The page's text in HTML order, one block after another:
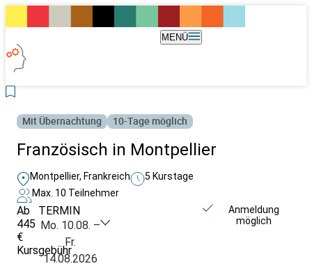
MENÜ
Mit Übernachtung 10-Tage möglich
Französisch in Montpellier
Montpellier, Frankreich
5 Kurstage
Max. 10 Teilnehmer
Ab
445
€
Kursgebühr
TERMIN
Mo. 10.08. –
Fr.
14.08.2026
Anmeldung
möglich